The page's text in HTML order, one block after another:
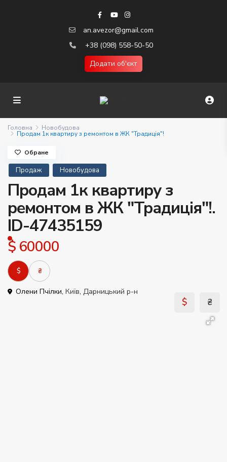
an.avezor@gmail.com
+38 (098) 558-50-50
Додати об'єкт
Головна Новобудова
Продам 1к квартиру з ремонтом в ЖК "Традиція"!
Продаж Новобудова
Продам 1к квартиру з
ремонтом в ЖК "Традиція"!.
ID-47435159
$ 60000
$ ₴
Олени Пчілки, Київ, Дарницький р-н
Обране
$ ₴